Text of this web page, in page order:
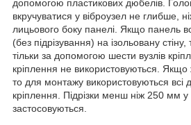
допомогою пластикових дюбелів.
вкручуватися у віброузел не глибше,
лицьового боку панелі. Якщо панель
(без підрізування) на ізольовану
тільки за допомогою шести вузлів
кріплення не використовуються. Якщо
то для монтажу використовуються всі
кріплення. Підрізки менш ніж 250 мм
застосовуються.